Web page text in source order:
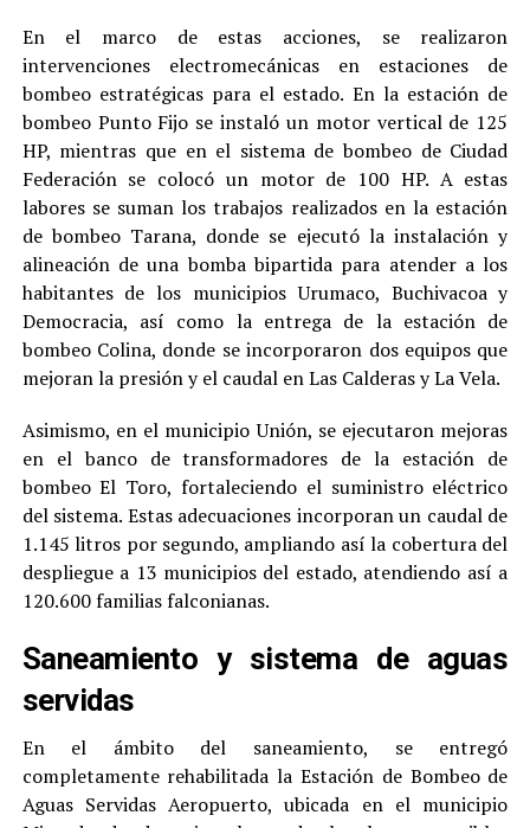
En el marco de estas acciones, se realizaron
intervenciones electromecánicas en estaciones de
bombeo estratégicas para el estado. En la estación de
bombeo Punto Fijo se instaló un motor vertical de 125
HP, mientras que en el sistema de bombeo de Ciudad
Federación se colocó un motor de 100 HP. A estas
labores se suman los trabajos realizados en la estación
de bombeo Tarana, donde se ejecutó la instalación y
alineación de una bomba bipartida para atender a los
habitantes de los municipios Urumaco, Buchivacoa y
Democracia, así como la entrega de la estación de
bombeo Colina, donde se incorporaron dos equipos que
mejoran la presión y el caudal en Las Calderas y La Vela.
Asimismo, en el municipio Unión, se ejecutaron mejoras
en el banco de transformadores de la estación de
bombeo El Toro, fortaleciendo el suministro eléctrico
del sistema. Estas adecuaciones incorporan un caudal de
1.145 litros por segundo, ampliando así la cobertura del
despliegue a 13 municipios del estado, atendiendo así a
120.600 familias falconianas.
Saneamiento y sistema de aguas
servidas
En el ámbito del saneamiento, se entregó
completamente rehabilitada la Estación de Bombeo de
Aguas Servidas Aeropuerto, ubicada en el municipio